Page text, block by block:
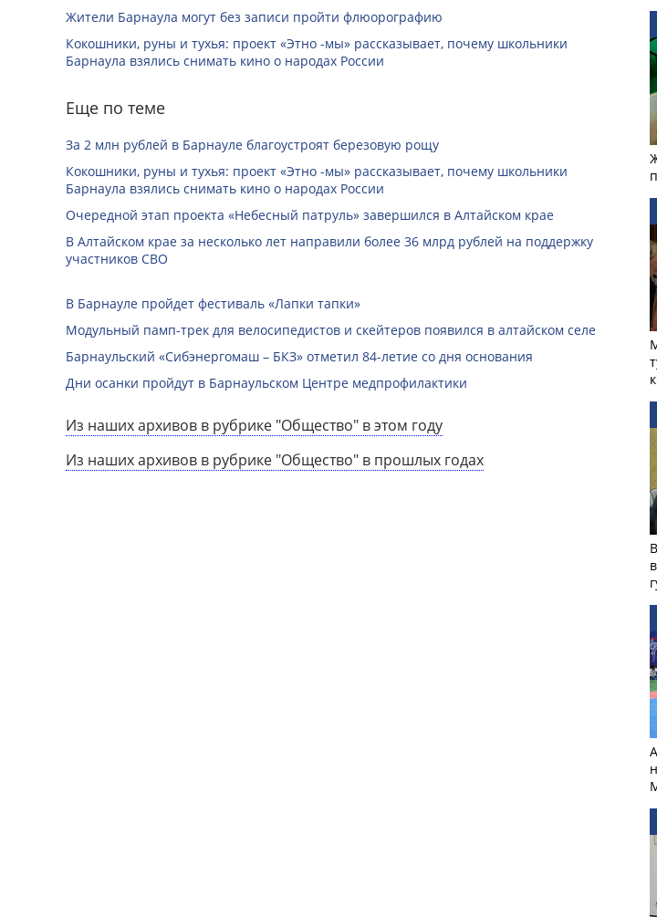
Жители Барнаула могут без записи пройти флюорографию
Кокошники, руны и тухья: проект «Этно -мы» рассказывает, почему школьники
Барнаула взялись снимать кино о народах России
Еще по теме
За 2 млн рублей в Барнауле благоустроят березовую рощу
Кокошники, руны и тухья: проект «Этно -мы» рассказывает, почему школьники
Барнаула взялись снимать кино о народах России
Очередной этап проекта «Небесный патруль» завершился в Алтайском крае
В Алтайском крае за несколько лет направили более 36 млрд рублей на поддержку
участников СВО
В Барнауле пройдет фестиваль «Лапки тапки»
Модульный памп-трек для велосипедистов и скейтеров появился в алтайском селе
Барнаульский «Сибэнергомаш – БКЗ» отметил 84-летие со дня основания
Дни осанки пройдут в Барнаульском Центре медпрофилактики
Из наших архивов в рубрике "Общество" в этом году
Из наших архивов в рубрике "Общество" в прошлых годах